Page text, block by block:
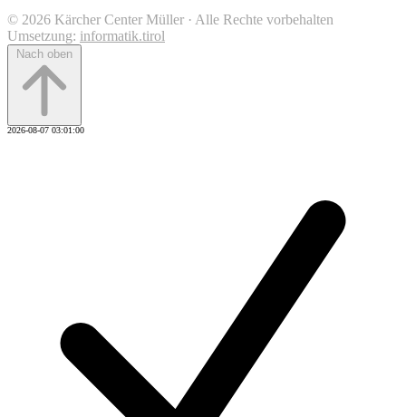
© 2026 Kärcher Center Müller · Alle Rechte vorbehalten
Umsetzung: informatik.tirol
Nach oben
2026-08-07 03:01:00